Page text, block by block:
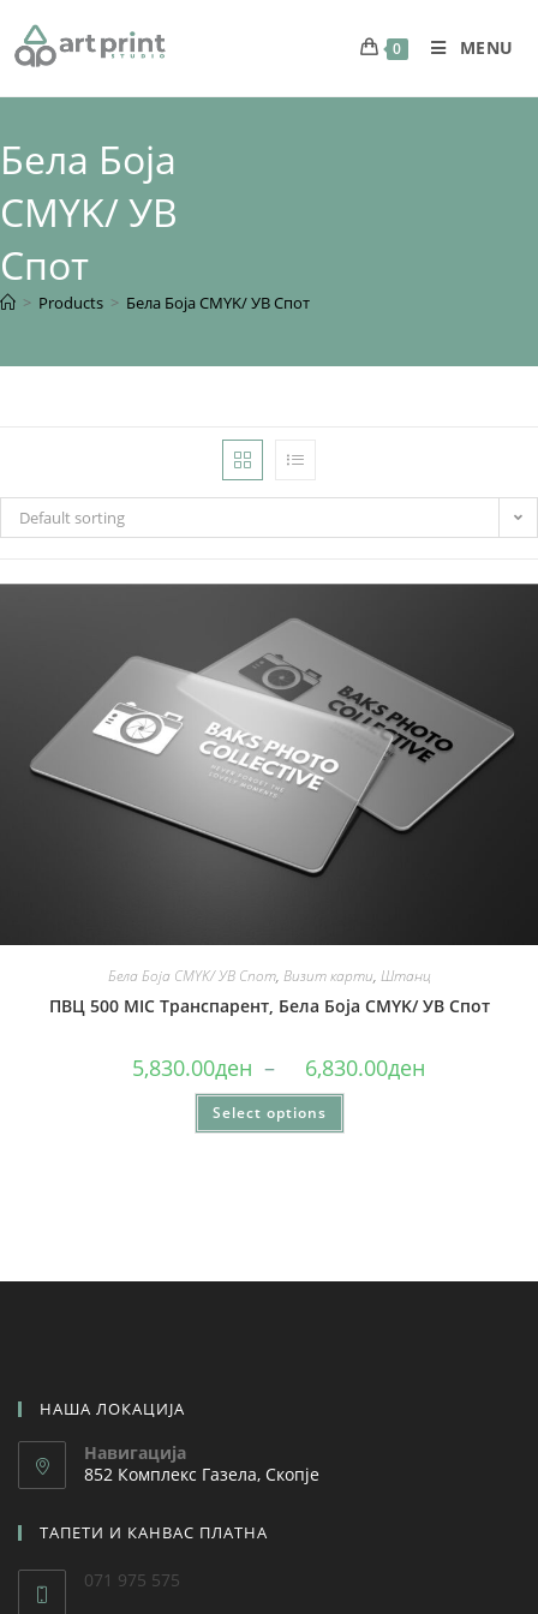
0 MENU
Бела Боја
CMYK/ УВ
Спот
> Products > Бела Боја CMYK/ УВ Спот
Default sorting
Бела Боја CMYK/ УВ Спот, Визит карти, Штанц
ПВЦ 500 MIC Транспарент, Бела Боја CMYK/ УВ Спот
5,830.00ден – 6,830.00ден
Select options
НАША ЛОКАЦИЈА
Навигација
852 Комплекс Газела, Скопје
ТАПЕТИ И КАНВАС ПЛАТНА
071 975 575